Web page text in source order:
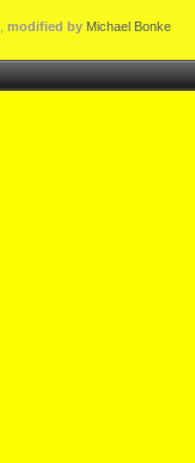
modified by Michael Bonke